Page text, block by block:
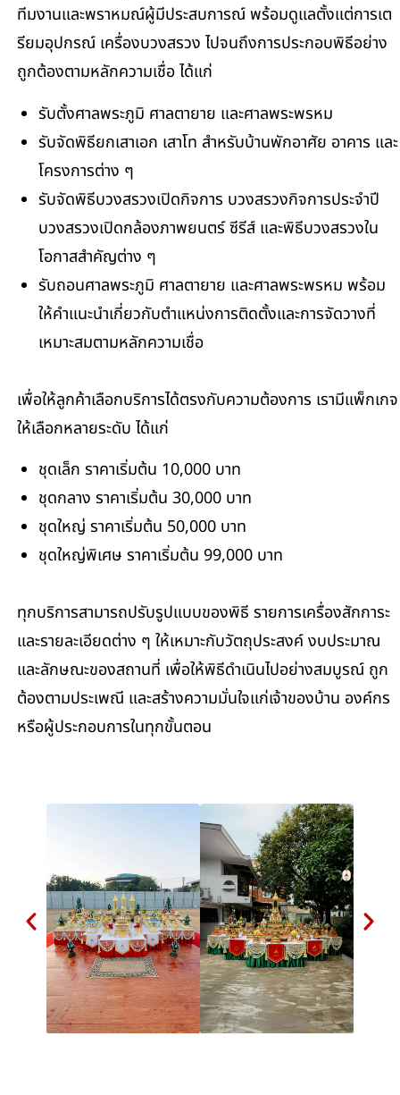
ทีมงานและพราหมณ์ผู้มีประสบการณ์ พร้อมดูแลตั้งแต่การเต
รียมอุปกรณ์ เครื่องบวงสรวง ไปจนถึงการประกอบพิธีอย่าง
ถูกต้องตามหลักความเชื่อ ได้แก่
รับตั้งศาลพระภูมิ ศาลตายาย และศาลพระพรหม
รับจัดพิธียกเสาเอก เสาโท สำหรับบ้านพักอาศัย อาคาร และ
โครงการต่าง ๆ
รับจัดพิธีบวงสรวงเปิดกิจการ บวงสรวงกิจการประจำปี
บวงสรวงเปิดกล้องภาพยนตร์ ซีรีส์ และพิธีบวงสรวงใน
โอกาสสำคัญต่าง ๆ
รับถอนศาลพระภูมิ ศาลตายาย และศาลพระพรหม พร้อม
ให้คำแนะนำเกี่ยวกับตำแหน่งการติดตั้งและการจัดวางที่
เหมาะสมตามหลักความเชื่อ
เพื่อให้ลูกค้าเลือกบริการได้ตรงกับความต้องการ เรามีแพ็กเกจ
ให้เลือกหลายระดับ ได้แก่
ชุดเล็ก ราคาเริ่มต้น 10,000 บาท
ชุดกลาง ราคาเริ่มต้น 30,000 บาท
ชุดใหญ่ ราคาเริ่มต้น 50,000 บาท
ชุดใหญ่พิเศษ ราคาเริ่มต้น 99,000 บาท
ทุกบริการสามารถปรับรูปแบบของพิธี รายการเครื่องสักการะ
และรายละเอียดต่าง ๆ ให้เหมาะกับวัตถุประสงค์ งบประมาณ
และลักษณะของสถานที่ เพื่อให้พิธีดำเนินไปอย่างสมบูรณ์ ถูก
ต้องตามประเพณี และสร้างความมั่นใจแก่เจ้าของบ้าน องค์กร
หรือผู้ประกอบการในทุกขั้นตอน